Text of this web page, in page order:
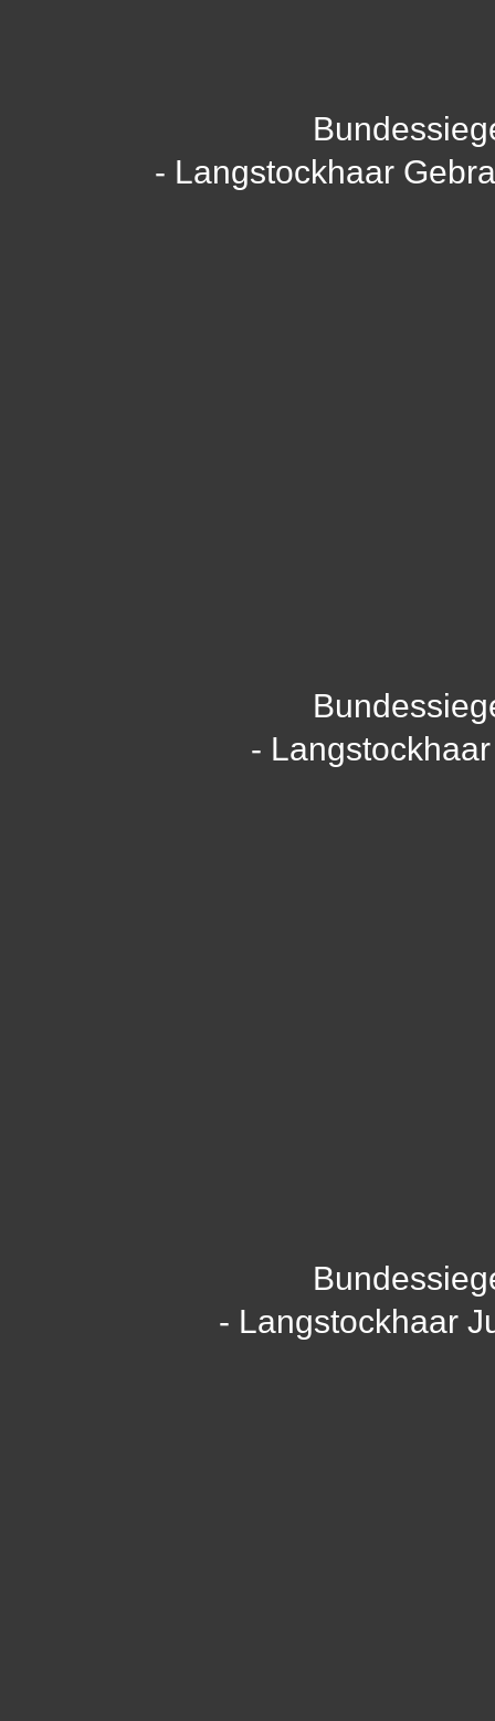
- Langstockhaar
-
- Langstockhaar